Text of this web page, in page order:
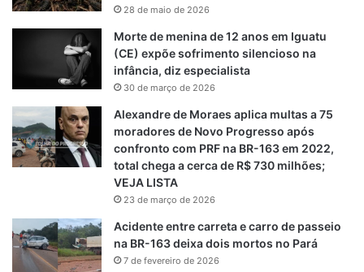
28 de maio de 2026
Morte de menina de 12 anos em Iguatu
(CE) expõe sofrimento silencioso na
infância, diz especialista
30 de março de 2026
Alexandre de Moraes aplica multas a 75
moradores de Novo Progresso após
confronto com PRF na BR-163 em 2022,
total chega a cerca de R$ 730 milhões;
VEJA LISTA
23 de março de 2026
Acidente entre carreta e carro de passeio
na BR-163 deixa dois mortos no Pará
7 de fevereiro de 2026